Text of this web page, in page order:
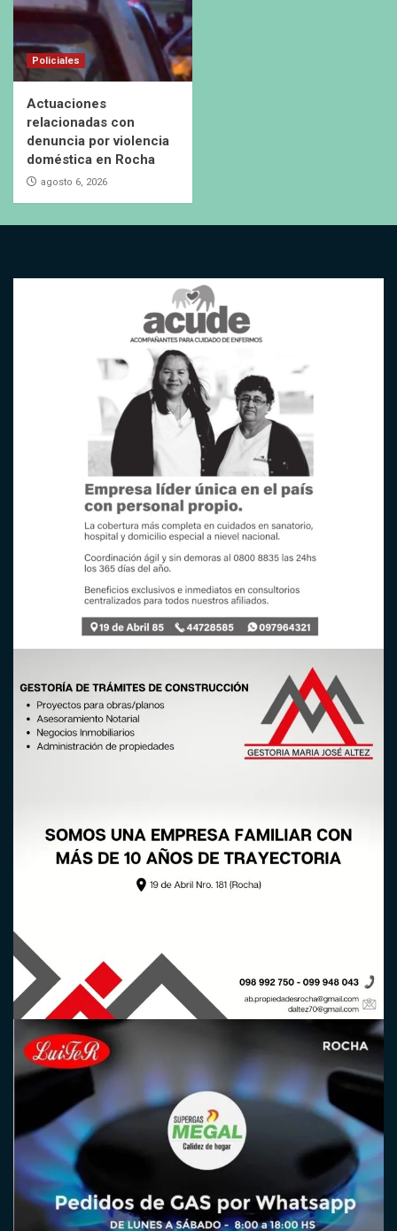
Policiales
Actuaciones
relacionadas con
denuncia por violencia
doméstica en Rocha
agosto 6, 2026